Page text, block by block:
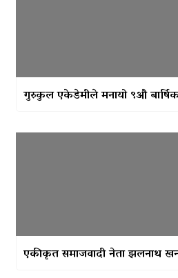
गुरुकुल एकेडेमीले मनायो ९औ
एकीकृत समाजवादी नेता झलनाथ